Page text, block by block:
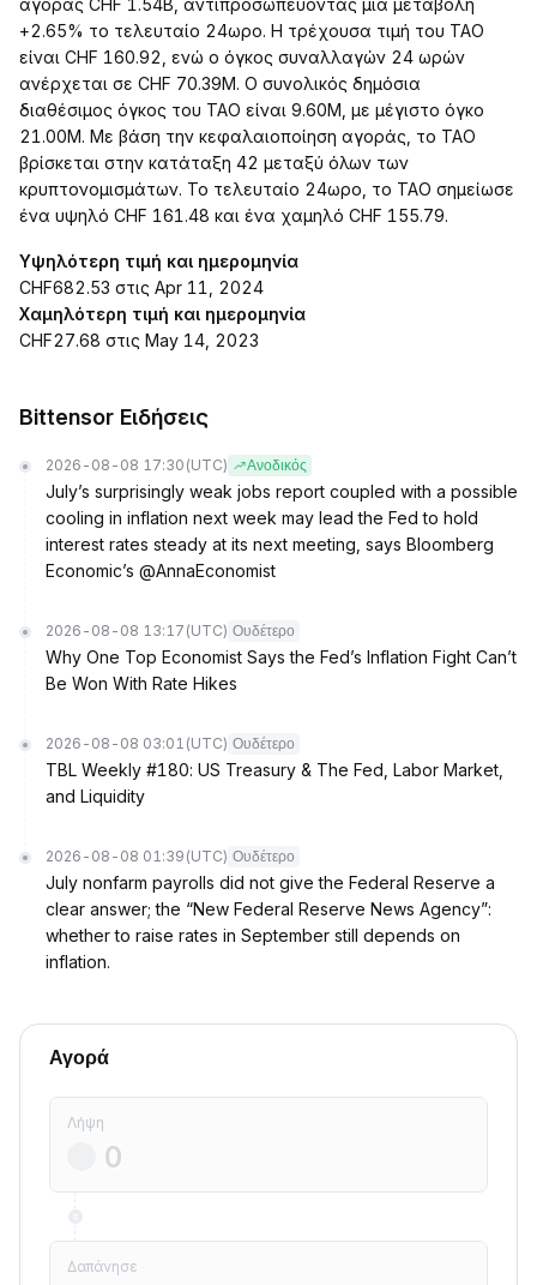
αγοράς CHF 1.54B, αντιπροσωπεύοντας μια μεταβολή
+2.65% το τελευταίο 24ωρο. Η τρέχουσα τιμή του TAO
είναι CHF 160.92, ενώ ο όγκος συναλλαγών 24 ωρών
ανέρχεται σε CHF 70.39M. Ο συνολικός δημόσια
διαθέσιμος όγκος του TAO είναι 9.60M, με μέγιστο όγκο
21.00M. Με βάση την κεφαλαιοποίηση αγοράς, το TAO
βρίσκεται στην κατάταξη 42 μεταξύ όλων των
κρυπτονομισμάτων. Το τελευταίο 24ωρο, το TAO σημείωσε
ένα υψηλό CHF 161.48 και ένα χαμηλό CHF 155.79.
Υψηλότερη τιμή και ημερομηνία
CHF682.53 στις Apr 11, 2024
Χαμηλότερη τιμή και ημερομηνία
CHF27.68 στις May 14, 2023
Bittensor Ειδήσεις
2026-08-08 17:30 (UTC) Ανοδικός
July’s surprisingly weak jobs report coupled with a possible
cooling in inflation next week may lead the Fed to hold
interest rates steady at its next meeting, says Bloomberg
Economic’s @AnnaEconomist
2026-08-08 13:17 (UTC) Ουδέτερο
Why One Top Economist Says the Fed’s Inflation Fight Can’t
Be Won With Rate Hikes
2026-08-08 03:01 (UTC) Ουδέτερο
TBL Weekly #180: US Treasury & The Fed, Labor Market,
and Liquidity
2026-08-08 01:39 (UTC) Ουδέτερο
July nonfarm payrolls did not give the Federal Reserve a
clear answer; the “New Federal Reserve News Agency”:
whether to raise rates in September still depends on
inflation.
Αγορά
Λήψη
Δαπάνησε